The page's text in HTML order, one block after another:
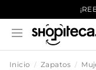
Inicio Zapatos